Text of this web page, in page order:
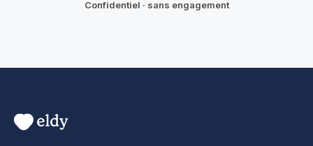
Confidentiel · sans engagement